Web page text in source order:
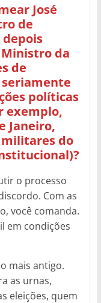
José
de
Ministro da
de
políticas
exemplo,
Janeiro,
militares do
o processo
Com as
você comanda.
em condições
mais antigo.
as urnas,
eleições, quem